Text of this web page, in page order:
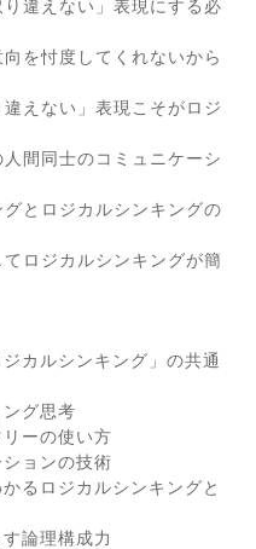
違えない」表現にする必
を忖度してくれないから
えない」表現こそがロジ
間同士のコミュニケーシ
とロジカルシンキングの
ロジカルシンキングが簡
カルシンキング」の共通
グ思考
ーの使い方
ョンの技術
るロジカルシンキングと
論理構成力